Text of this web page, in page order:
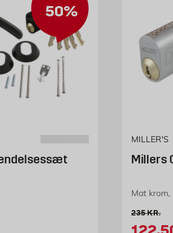
50%
/stk
MILLER'S
Millers
Mat krom,
Gammel
235KR.